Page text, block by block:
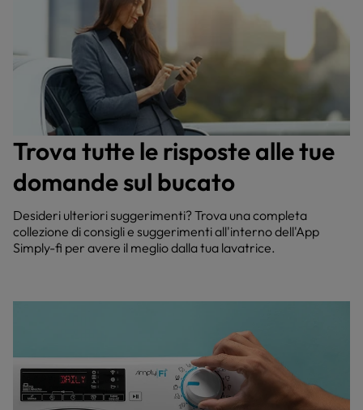
Trova tutte le risposte alle tue
domande sul bucato
Desideri ulteriori suggerimenti? Trova una completa
collezione di consigli e suggerimenti all'interno dell'App
Simply-fi per avere il meglio dalla tua lavatrice.